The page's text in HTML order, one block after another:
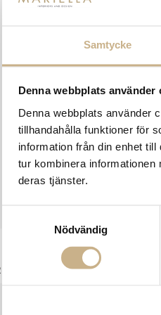
Samtycke
Denna webbplats använder
Denna webbplats använder
tillhandahålla funktioner för
information från din enhet
tur kombinera informationen
deras tjänster.
Nödvändig